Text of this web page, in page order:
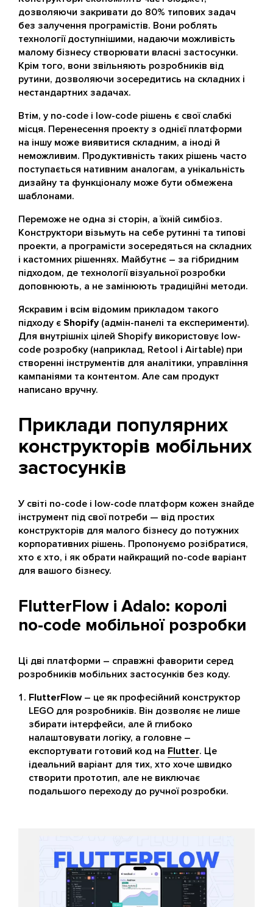
дозволяючи закривати до 80% типових задач
без залучення програмістів. Вони роблять
технології доступнішими, надаючи можливість
малому бізнесу створювати власні застосунки.
Крім того, вони звільняють розробників від
рутини, дозволяючи зосередитись на складних і
нестандартних задачах.
Втім, у no-code і low-code рішень є свої слабкі
місця. Перенесення проекту з однієї платформи
на іншу може виявитися складним, а іноді й
неможливим. Продуктивність таких рішень часто
поступається нативним аналогам, а унікальність
дизайну та функціоналу може бути обмежена
шаблонами.
Переможе не одна зі сторін, а їхній симбіоз.
Конструктори візьмуть на себе рутинні та типові
проекти, а програмісти зосередяться на складних
і кастомних рішеннях. Майбутнє – за гібридним
підходом, де технології візуальної розробки
доповнюють, а не замінюють традиційні методи.
Яскравим і всім відомим прикладом такого
підходу є Shopify(адмін-панелі та експерименти).
Для внутрішніх цілей Shopify використовує low-
code розробку (наприклад, Retool і Airtable) при
створенні інструментів для аналітики, управління
кампаніями та контентом. Але сам продукт
написано вручну.
Приклади популярних
конструкторів мобільних
застосунків
У світі no-code і low-code платформ кожен знайде
інструмент під свої потреби — від простих
конструкторів для малого бізнесу до потужних
корпоративних рішень. Пропонуємо розібратися,
хто є хто, і як обрати найкращий no-code варіант
для вашого бізнесу.
FlutterFlow і Adalo: королі
no-code мобільної розробки
Ці дві платформи – справжні фаворити серед
розробників мобільних застосунків без коду.
FlutterFlow– це як професійний конструктор
LEGO для розробників. Він дозволяє не лише
збирати інтерфейси, але й глибоко
налаштовувати логіку, а головне –
експортувати готовий код на Flutter. Це
ідеальний варіант для тих, хто хоче швидко
створити прототип, але не виключає
подальшого переходу до ручної розробки.